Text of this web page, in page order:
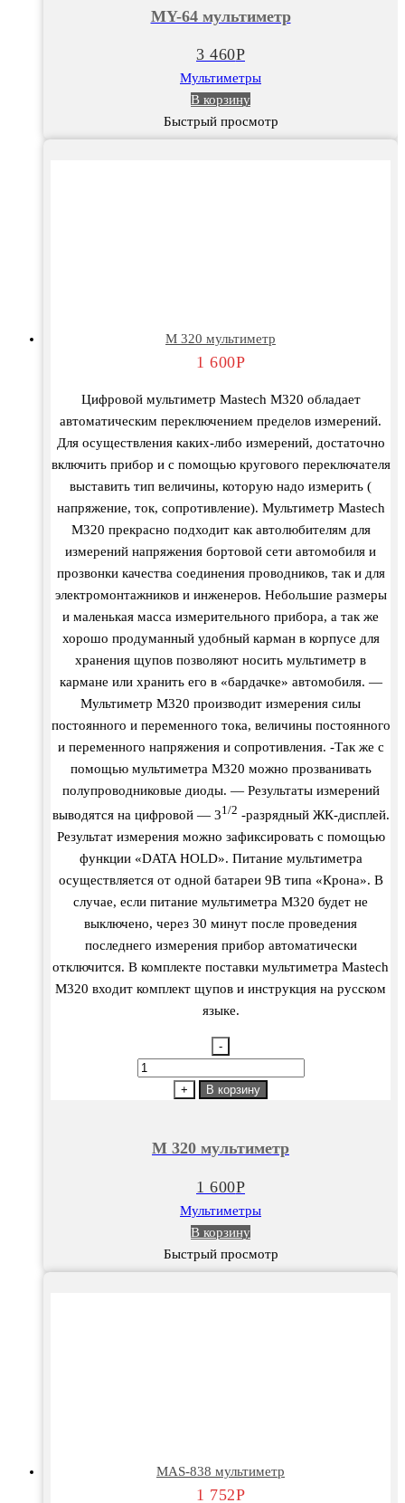
мультиметр
MY-64 мультиметр
3 460Р
Мультиметры
В корзину
Быстрый просмотр
М 320 мультиметр
1 600Р
Цифровой мультиметр Mastech M320 обладает
автоматическим переключением пределов измерений.
Для осуществления каких-либо измерений, достаточно
включить прибор и с помощью кругового переключателя
выставить тип величины, которую надо измерить (
напряжение, ток, сопротивление). Мультиметр Mastech
M320 прекрасно подходит как автолюбителям для
измерений напряжения бортовой сети автомобиля и
прозвонки качества соединения проводников, так и для
электромонтажников и инженеров. Небольшие размеры
и маленькая масса измерительного прибора, а так же
хорошо продуманный удобный карман в корпусе для
хранения щупов позволяют носить мультиметр в
кармане или хранить его в «бардачке» автомобиля. —
Мультиметр M320 производит измерения силы
постоянного и переменного тока, величины постоянного
и переменного напряжения и сопротивления. -Так же с
помощью мультиметра M320 можно прозванивать
полупроводниковые диоды. — Результаты измерений
выводятся на цифровой — 31/2 -разрядный ЖК-дисплей.
Результат измерения можно зафиксировать с помощью
функции «DATA HOLD». Питание мультиметра
осуществляется от одной батареи 9В типа «Крона». В
случае, если питание мультиметра M320 будет не
выключено, через 30 минут после проведения
последнего измерения прибор автоматически
отключится. В комплекте поставки мультиметра Mastech
M320 входит комплект щупов и инструкция на русском
языке.
-
Количество
мультиметр
+ В корзину
М 320 мультиметр
1 600Р
Мультиметры
В корзину
Быстрый просмотр
MAS-838 мультиметр
1 752Р